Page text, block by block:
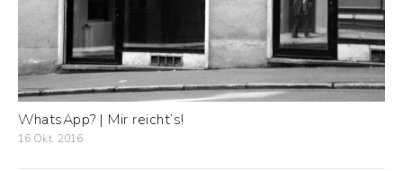
WhatsApp? | Mir reicht’s!
16 Okt. 2016